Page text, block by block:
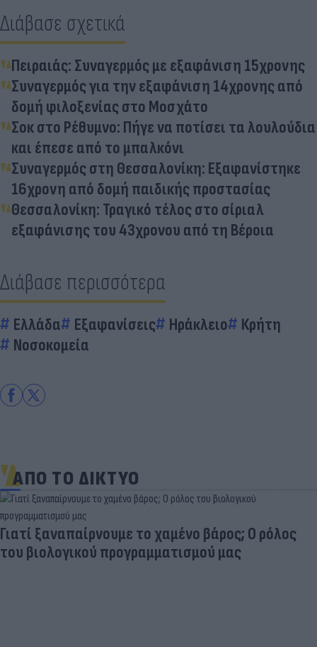
Διάβασε σχετικά
Πειραιάς: Συναγερμός με εξαφάνιση 15χρονης
Συναγερμός για την εξαφάνιση 14χρονης από
δομή φιλοξενίας στο Μοσχάτο
Σοκ στο Ρέθυμνο: Πήγε να ποτίσει τα λουλούδια
και έπεσε από το μπαλκόνι
Συναγερμός στη Θεσσαλονίκη: Εξαφανίστηκε
16χρονη από δομή παιδικής προστασίας
Θεσσαλονίκη: Τραγικό τέλος στο σίριαλ
εξαφάνισης του 43χρονου από τη Βέροια
Διάβασε περισσότερα
Ελλάδα Εξαφανίσεις Ηράκλειο
Κρήτη
Νοσοκομεία
ΑΠΟ ΤΟ ΔΙΚΤΥΟ